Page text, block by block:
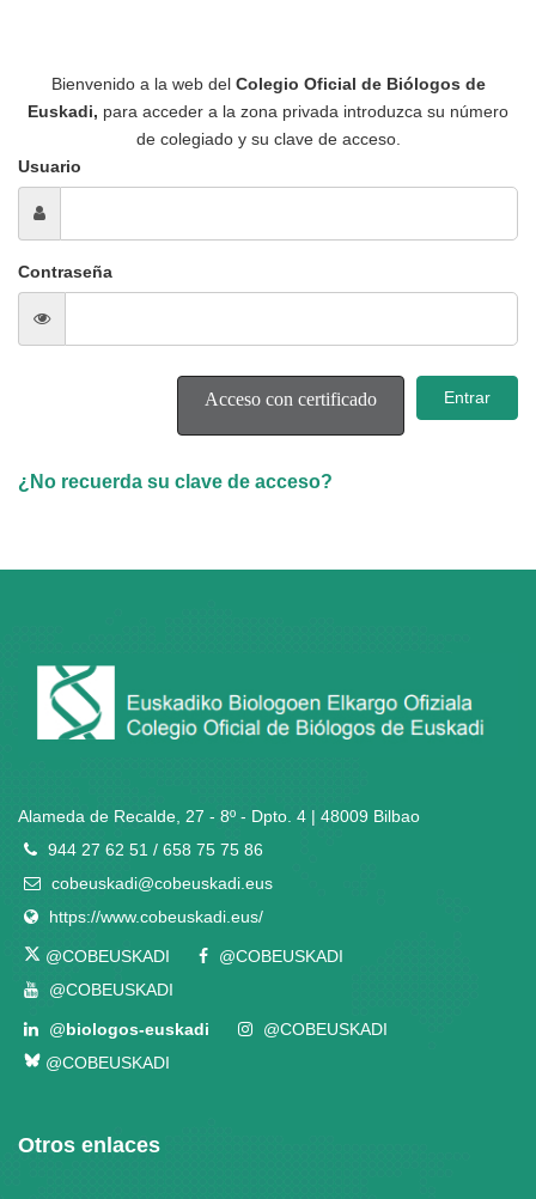
Bienvenido a la web del Colegio Oficial de Biólogos de
Euskadi, para acceder a la zona privada introduzca su número
de colegiado y su clave de acceso.
Usuario
Contraseña
Acceso con certificado
¿No recuerda su clave de acceso?
Alameda de Recalde, 27 - 8º - Dpto. 4 | 48009 Bilbao
944 27 62 51 / 658 75 75 86
cobeuskadi@cobeuskadi.eus
https://www.cobeuskadi.eus/
@COBEUSKADI
@COBEUSKADI
@COBEUSKADI
@biologos-euskadi
@COBEUSKADI
@COBEUSKADI
Otros enlaces